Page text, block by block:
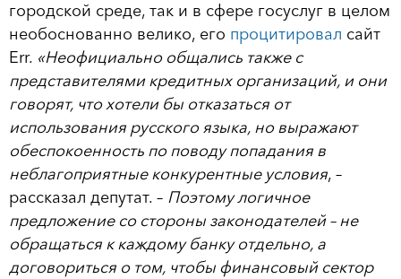
городской среде, так и в сфере госуслуг в целом
необоснованно велико, его процитировал сайт
Еrr. «Неофициально общались также с
представителями кредитных организаций, и они
говорят, что хотели бы отказаться от
использования русского языка, но выражают
обеспокоенность по поводу попадания в
неблагоприятные конкурентные условия, –
рассказал депутат. – Поэтому логичное
предложение со стороны законодателей – не
обращаться к каждому банку отдельно, а
договориться о том, чтобы финансовый сектор